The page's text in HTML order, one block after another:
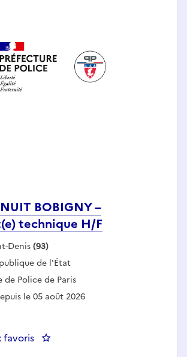
BOBIGNY –
technique H/F
:
Denis(93)
:de l'État
:
de Police de Paris
le 05 août 2026
favoris : SDPTS 2 NUIT BOBIGNY –